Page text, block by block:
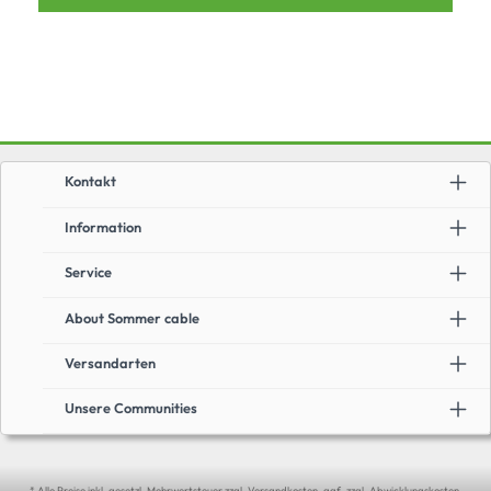
High Speedunterstützt alle HDMI-AudioformateAchtung: Zur
Spannungsversorgung des AOC-Kabels müssen beide Stecker direkt mit
einem Gerät verbunden werden. Zwischenstecker und Verlängerungen
können die Funktion beeinträchtigen.
Information
Service
About Sommer cable
Versandarten
Unsere Communities
Kontakt